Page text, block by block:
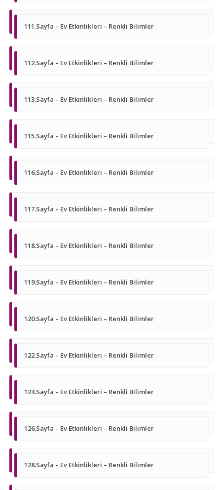
111.Sayfa – Ev Etkinlikleri – Renkli Bilimler
112.Sayfa – Ev Etkinlikleri – Renkli Bilimler
113.Sayfa – Ev Etkinlikleri – Renkli Bilimler
115.Sayfa – Ev Etkinlikleri – Renkli Bilimler
116.Sayfa – Ev Etkinlikleri – Renkli Bilimler
117.Sayfa – Ev Etkinlikleri – Renkli Bilimler
118.Sayfa – Ev Etkinlikleri – Renkli Bilimler
119.Sayfa – Ev Etkinlikleri – Renkli Bilimler
120.Sayfa – Ev Etkinlikleri – Renkli Bilimler
122.Sayfa – Ev Etkinlikleri – Renkli Bilimler
124.Sayfa – Ev Etkinlikleri – Renkli Bilimler
126.Sayfa – Ev Etkinlikleri – Renkli Bilimler
128.Sayfa – Ev Etkinlikleri – Renkli Bilimler